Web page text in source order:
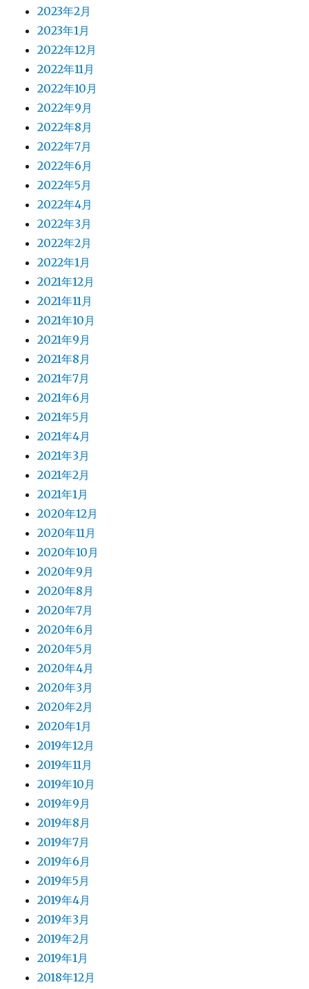
2023年2月
2023年1月
2022年12月
2022年11月
2022年10月
2022年9月
2022年8月
2022年7月
2022年6月
2022年5月
2022年4月
2022年3月
2022年2月
2022年1月
2021年12月
2021年11月
2021年10月
2021年9月
2021年8月
2021年7月
2021年6月
2021年5月
2021年4月
2021年3月
2021年2月
2021年1月
2020年12月
2020年11月
2020年10月
2020年9月
2020年8月
2020年7月
2020年6月
2020年5月
2020年4月
2020年3月
2020年2月
2020年1月
2019年12月
2019年11月
2019年10月
2019年9月
2019年8月
2019年7月
2019年6月
2019年5月
2019年4月
2019年3月
2019年2月
2019年1月
2018年12月